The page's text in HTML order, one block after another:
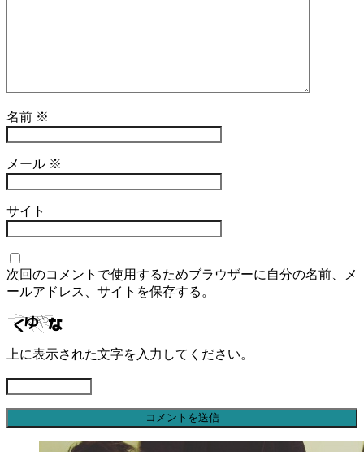
名前 ※
メール ※
サイト
次回のコメントで使用するためブラウザーに自分の名前、メ
ールアドレス、サイトを保存する。
上に表示された文字を入力してください。